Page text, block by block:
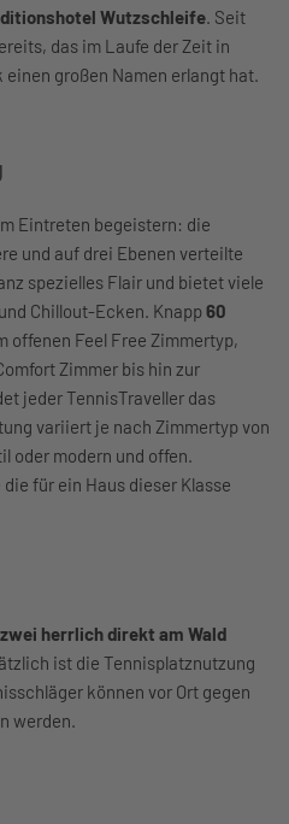
Wutzschleife. Seit
das im Laufe der Zeit in
großen Namen erlangt hat.
Eintreten begeistern: die
und auf drei Ebenen verteilte
spezielles Flair und bietet viele
Chillout-Ecken. Knapp 60
offenen Feel Free Zimmertyp,
Zimmer bis hin zur
jeder TennisTraveller das
variiert je nach Zimmertyp von
oder modern und offen.
für ein Haus dieser Klasse
zwei herrlich direkt am Wald
ist die Tennisplatznutzung
können vor Ort gegen
werden.